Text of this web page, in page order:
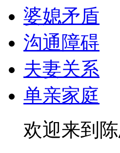
婆媳矛盾
沟通障碍
夫妻关系
单亲家庭
欢迎来到